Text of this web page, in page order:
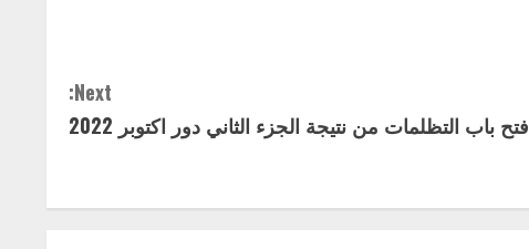
Next:
فتح باب التظلمات من نتيجة الجزء الثاني دور اكتوبر 2022